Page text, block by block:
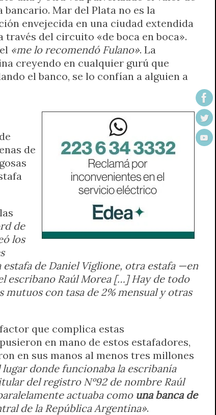
Mar del Plata no es la
envejecida en una ciudad extendida
del circuito «de boca en boca».
«me lo recomendó Fulano». La
creyendo en cualquier gurú que
el banco, se lo confían a alguien a
de
de
los
de Daniel Viglione, otra estafa —en
escribano Raúl Morea […] Hay de todo
con tasa de 2% mensual y otras
que complica estas
en mano de estos estafadores,
en sus manos al menos tres millones
lugar donde funcionaba la escribanía
del registro Nº92 de nombre Raúl
actuaba como una banca de
de la República Argentina».